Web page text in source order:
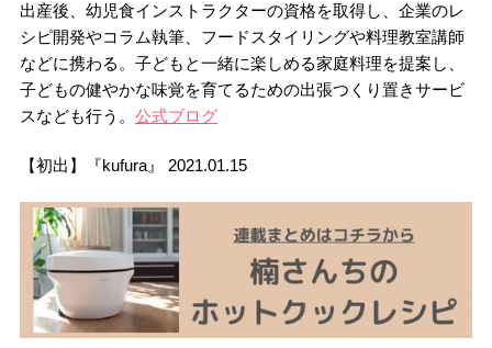
出産後、幼児食インストラクターの資格を取得し、企業のレ
シピ開発やコラム執筆、フードスタイリングや料理教室講師
などに携わる。子どもと一緒に楽しめる家庭料理を提案し、
子どもの健やかな味覚を育てるための出張つくり置きサービ
スなども行う。 公式ブログ
【初出】『kufura』 2021.01.15